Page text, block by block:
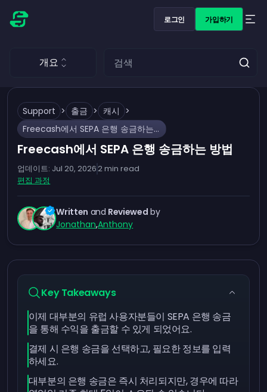
로그인 가입하기
개요
Support > 출금 > 캐시 >
Freecash에서 SEPA 은행 송금하는 방법
Freecash에서 SEPA 은행 송금하는 방법
업데이트: Jul 20, 20262min read
편집 과정
Written and Reviewed by
Jonathan,Anthony
Key Takeaways
이제 대부분의 유럽 사용자분들이 SEPA 은행 송금
을 통해 수익을 출금할 수 있게 되었어요.
결제 시 은행 송금을 선택하고, 필요한 정보를 입력
하세요.
대부분의 은행 송금은 즉시 처리되지만, 경우에 따라